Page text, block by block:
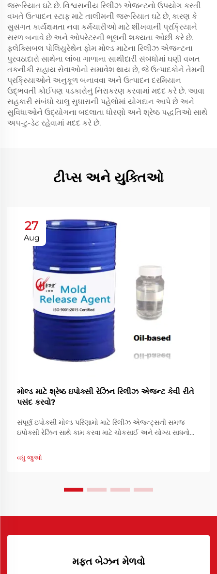
જરૂરિયાત ઘટે છે. વિશ્વસનીય રિલીઝ એજન્ટનો ઉપયોગ કરતી
વખતે ઉત્પાદન સ્ટાફ માટે તાલીમની જરૂરિયાત ઘટે છે, કારણ કે
સુસંગત કાર્યક્ષમતા નવા કર્મચારીઓ માટે શીખવાની પ્રક્રિયાને
સરળ બનાવે છે અને ઓપરેટરની ભૂલની શક્યતા ઓછી કરે છે.
ફ્લેક્સિબલ પોલિયુરેથેન ફોમ મોલ્ડ માટેના રિલીઝ એજન્ટના
પુરવઠાદારો સાથેના લાંબા ગાળાના સાથીદારી સંબંધોમાં ઘણી વખત
તકનીકી સહાય સેવાઓનો સમાવેશ થાય છે, જે ઉત્પાદકોને તેમની
પ્રક્રિયાઓને અનુકૂળ બનાવવા અને ઉત્પાદન દરમિયાન
ઉદ્ભવતી કોઈપણ પડકારોનું નિરાકરણ કરવામાં મદદ કરે છે. આવા
સહકારી સંબંધો ચાલુ સુધારાની પહેલોમાં યોગદાન આપે છે અને
સુવિધાઓને ઉદ્યોગના બદલાતા ધોરણો અને શ્રેષ્ઠ પદ્ધતિઓ સાથે
અપ-ટુ-ડેટ રહેવામાં મદદ કરે છે.
ટીપ્સ અને યુક્તિઓ
27
Aug
મોલ્ડ માટે શ્રેષ્ઠ ઇપોક્સી રેઝિન રિલીઝ એજન્ટ કેવી રીતે
પસંદ કરવો?
સંપૂર્ણ ઇપોક્સી મોલ્ડ પરિણામો માટે રિલીઝ એજન્ટ્સની સમજ
ઇપોક્સી રેઝિન સાથે કામ કરવા માટે ચોકસાઈ અને યોગ્ય સાધનોની
આવશ્યક સાધનોમાંથી એક, ઇપોક્સી રેઝિન રિલીઝ એજન્ટ એ
તમારી ખાતરી કરવામાં મહત્વપૂર્ણ ભૂમિકા ભજવે છે કે યો...
વધુ જુઓ
મફત બેઝન મેળવો